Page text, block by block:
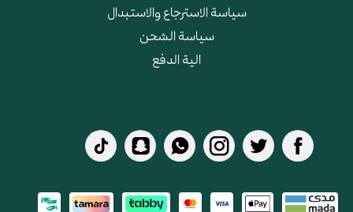
سياسة الاسترجاع والاستبدال
سياسة الشحن
الية الدفع